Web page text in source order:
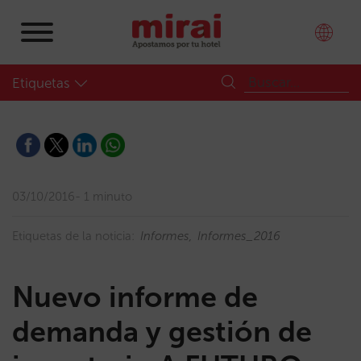
Etiquetas
03/10/2016 1 minuto
Etiquetas de la noticia: Informes Informes_2016
Nuevo informe de
demanda y gestión de